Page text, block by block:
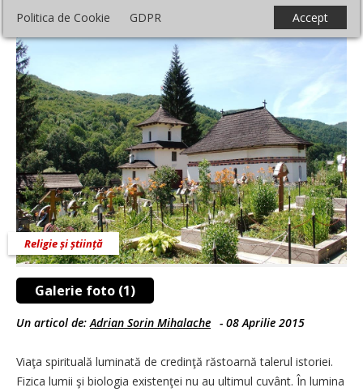
Politica de Cookie GDPR Accept
Galerie foto (1)
Religie și știință
Un articol de:Adrian Sorin Mihalache - 08 Aprilie 2015
Viaţa spirituală luminată de credinţă răstoarnă talerul istoriei.
Fizica lumii şi biologia existenţei nu au ultimul cuvânt. În lumina